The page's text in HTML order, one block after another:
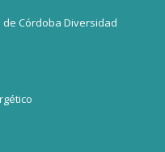
Córdoba Diversidad